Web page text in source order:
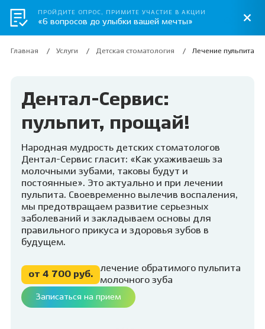
Главная Услуги Детская стоматология Лечение пульпита у
Дентал-Сервис:
пульпит, прощай!
Народная мудрость детских стоматологов
Дентал-Сервис гласит: «Как ухаживаешь за
молочными зубами, таковы будут и
постоянные». Это актуально и при лечении
пульпита. Своевременно вылечив воспаления,
мы предотвращаем развитие серьезных
заболеваний и закладываем основы для
правильного прикуса и здоровья зубов в
будущем.
от 4 700 руб.
лечение обратимого пульпита
молочного зуба
Записаться на прием
ПРОЙДИТЕ ОПРОС, ПРИМИТЕ УЧАСТИЕ В АКЦИИ
«6 вопросов до улыбки вашей мечты»